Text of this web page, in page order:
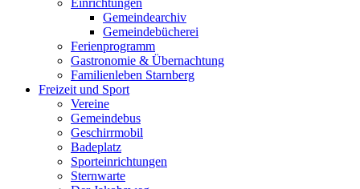
Einrichtungen
Gemeindearchiv
Gemeindebücherei
Ferienprogramm
Gastronomie & Übernachtung
Familienleben Starnberg
Freizeit und Sport
Vereine
Gemeindebus
Geschirrmobil
Badeplatz
Sporteinrichtungen
Sternwarte